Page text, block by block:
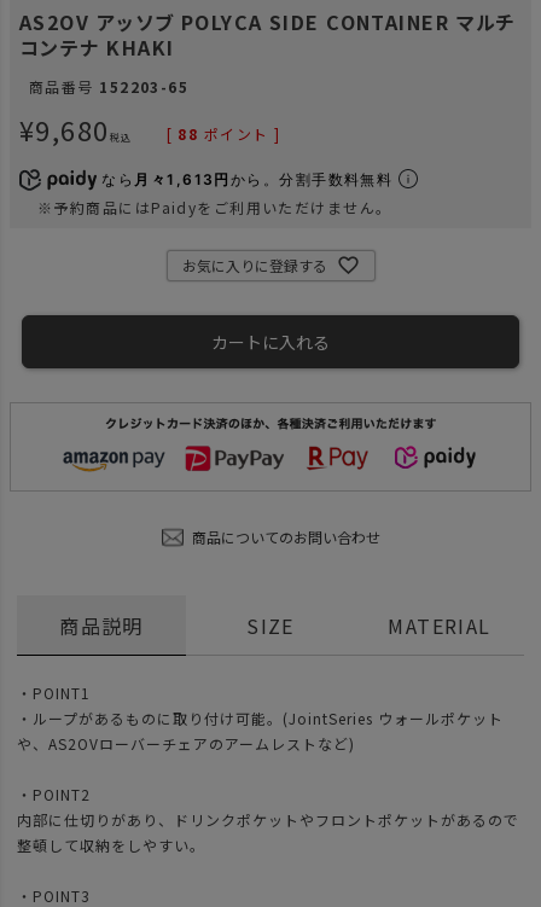
AS2OV アッソブ POLYCA SIDE CONTAINER マルチ
コンテナ KHAKI
商品番号 152203-65
¥9,680 税込 [ 88 ポイント ]
なら 月々1,613円 から。分割手数料無料
※予約商品にはPaidyをご利用いただけません。
お気に入りに登録する
カートに入れる
商品についてのお問い合わせ
商品説明
・POINT1
・ループがあるものに取り付け可能。(JointSeries ウォールポケット
や、AS2OVローバーチェアのアームレストなど)
・POINT2
内部に仕切りがあり、ドリンクポケットやフロントポケットがあるので
整頓して収納をしやすい。
・POINT3
SIZE MATERIAL